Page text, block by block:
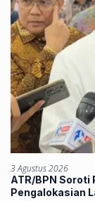
3 Agustus 2026
ATR/BPN Soroti
Pengalokasian